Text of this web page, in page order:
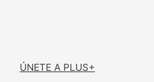
ÚNETE A PLUS+